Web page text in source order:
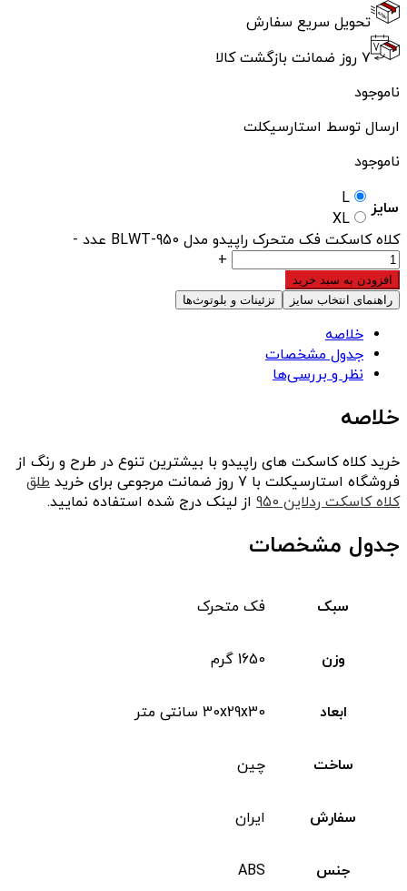
تحویل سریع سفارش
۷ روز ضمانت بازگشت کالا
ناموجود
ارسال توسط استارسیکلت
ناموجود
سایز
L
XL
کلاه کاسکت فک متحرک راپیدو مدل 950-BLWT عدد
-
+
افزودن به سبد خرید
راهنمای انتخاب سایز
تزئینات و بلوتوث‌ها
خلاصه
جدول مشخصات
نظر و بررسی‌ها
خلاصه
خرید کلاه کاسکت های راپیدو با بیشترین تنوع در طرح و رنگ از
فروشگاه استارسیکلت با 7 روز ضمانت مرجوعی برای خرید
طلق
کلاه کاسکت ردلاین 950
از لینک درج شده استفاده نمایید.
جدول مشخصات
سبک فک متحرک
وزن 1650 گرم
ابعاد 30x29x30 سانتی متر
ساخت چین
سفارش ایران
جنس ABS